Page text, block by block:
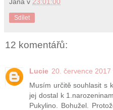
Sdílet
12 komentářů:
Lucie 20. července 2017
Musím určitě souhlasit s
jej dostal k
Pukylino. Bohužel.